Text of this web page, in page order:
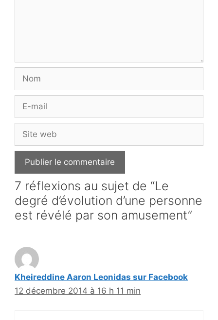
mail
web
7 réflexions au sujet de “Le
degré d’évolution d’une personne
est révélé par son amusement”
Kheireddine Aaron Leonidas sur Facebook
12 décembre 2014 à 16 h 11 min